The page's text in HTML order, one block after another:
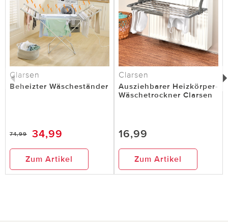
Clarsen
Beheizter Wäscheständer
74,99 34,99
Zum Artikel
Clarsen
Ausziehbarer Heizkörper-
Wäschetrockner Clarsen
16,99
Zum Artikel